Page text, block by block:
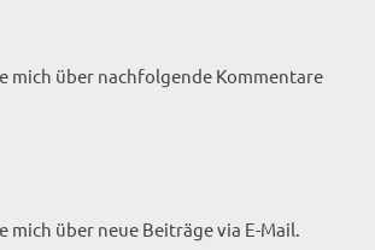
mich über nachfolgende Kommentare
mich über neue Beiträge via E-Mail.